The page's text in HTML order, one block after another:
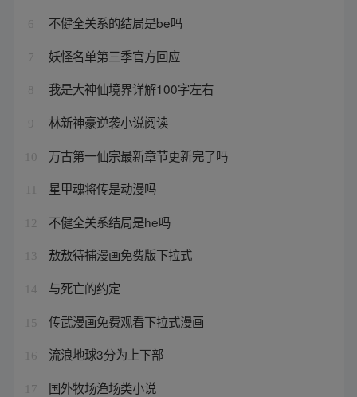
6 不健全关系的结局是be吗
7 妖怪名单第三季官方回应
8 我是大神仙境界详解100字左右
9 林新神豪逆袭小说阅读
10 万古第一仙宗最新章节更新完了吗
星甲魂将传是动漫吗
12 不健全关系结局是he吗
13 敖敖待捕漫画免费版下拉式
14 与死亡的约定
15 传武漫画免费观看下拉式漫画
16 流浪地球3分为上下部
17 国外牧场渔场类小说